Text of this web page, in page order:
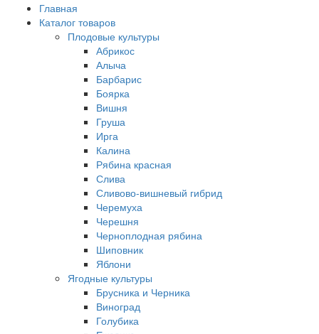
Главная
Каталог товаров
Плодовые культуры
Абрикос
Алыча
Барбарис
Боярка
Вишня
Груша
Ирга
Калина
Рябина красная
Слива
Сливово-вишневый гибрид
Черемуха
Черешня
Черноплодная рябина
Шиповник
Яблони
Ягодные культуры
Брусника и Черника
Виноград
Голубика